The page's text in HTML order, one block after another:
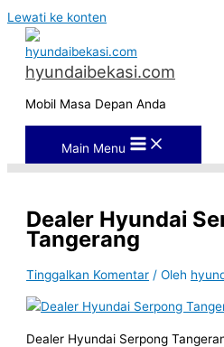
Lewati ke konten
hyundaibekasi.com
Mobil Masa Depan Anda
Main Menu
Dealer Hyundai
Tangerang
Tinggalkan Komentar / Oleh
Dealer Hyundai Serpong